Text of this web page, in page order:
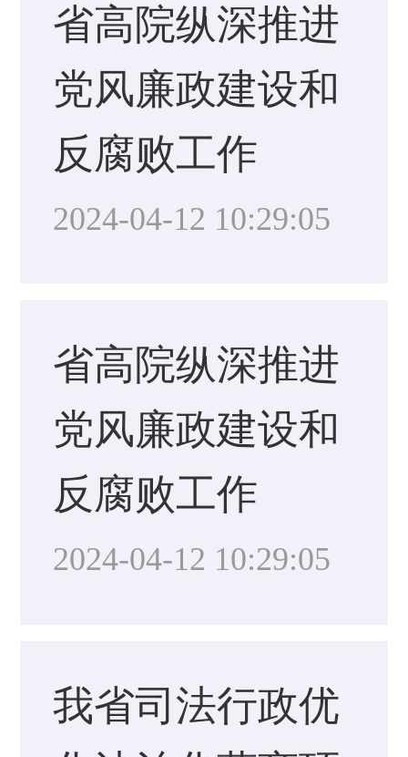
省高院纵深推进
党风廉政建设和
反腐败工作
2024-04-12 10:29:05
省高院纵深推进
党风廉政建设和
反腐败工作
2024-04-12 10:29:05
我省司法行政优